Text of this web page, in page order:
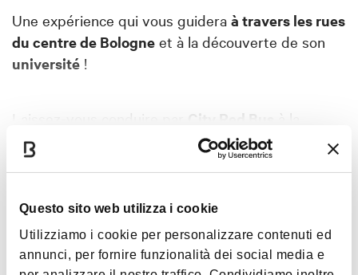
Questo sito web utilizza i cookie
Utilizziamo i cookie per personalizzare contenuti ed
annunci, per fornire funzionalità dei social media e
Une expérience qui vous guidera à travers les rues
du centre de Bologne et à la découverte de son
université !
Laissez-vous conduire par City Red Bus
à la
découverte du centre historique et découvrez les
curiosités et l'histoire de Bologne grâce à
Découvrez ensuite lePalazzo dell'Archiginnasio
accompagné d'un guide expert : la visite vous
Montrer plus
Intérêts